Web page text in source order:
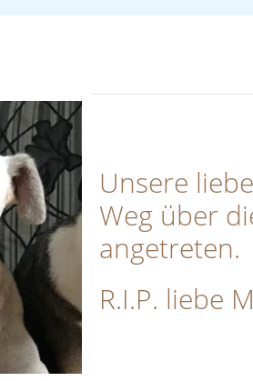
Unsere
Weg über
angetreten.
R.I.P. liebe